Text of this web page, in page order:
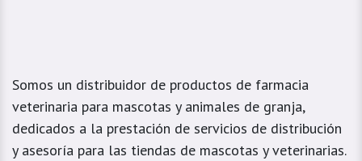
Somos un distribuidor de productos de farmacia
veterinaria para mascotas y animales de granja,
dedicados a la prestación de servicios de distribución
y asesoría para las tiendas de mascotas y veterinarias.